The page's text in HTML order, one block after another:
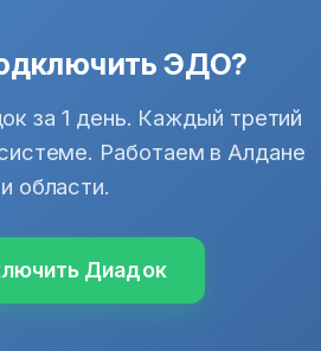
ЭДО?
за 1 день. Каждый третий
Работаем в Алдане
и области.
Диадок